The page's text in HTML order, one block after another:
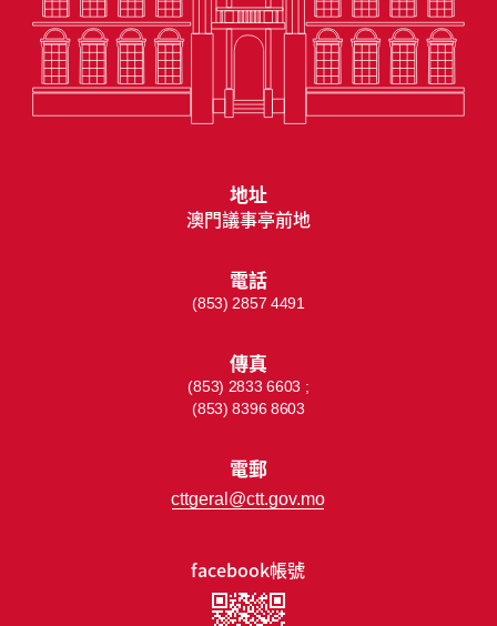
facebook帳號
地址
澳門議事亭前地
電話
(853) 2857 4491
傳真
(853) 2833 6603 ;
(853) 8396 8603
電郵
cttgeral@ctt.gov.mo